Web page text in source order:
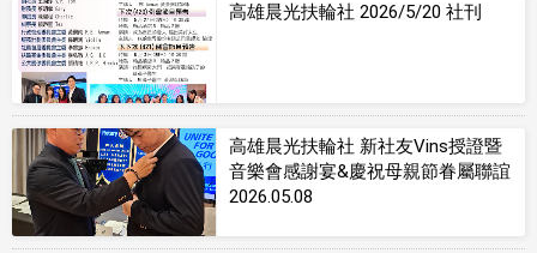
高雄晨光扶輪社 2026/5/20 社刊
高雄晨光扶輪社 新社友Vins授證暨
音樂會感謝宴&慶祝母親節眷屬聯誼
2026.05.08